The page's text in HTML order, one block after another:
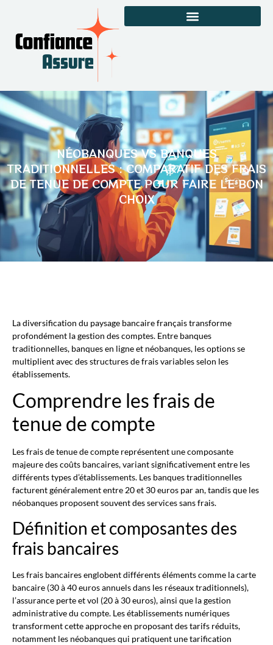
NÉOBANQUES VS BANQUES
TRADITIONNELLES : COMPARATIF DES FRAIS
DE TENUE DE COMPTE POUR FAIRE LE BON
CHOIX
La diversification du paysage bancaire français transforme
profondément la gestion des comptes. Entre banques
traditionnelles, banques en ligne et néobanques, les options se
multiplient avec des structures de frais variables selon les
établissements.
Comprendre les frais de
tenue de compte
Les frais de tenue de compte représentent une composante
majeure des coûts bancaires, variant significativement entre les
différents types d’établissements. Les banques traditionnelles
facturent généralement entre 20 et 30 euros par an, tandis que les
néobanques proposent souvent des services sans frais.
Définition et composantes des
frais bancaires
Les frais bancaires englobent différents éléments comme la carte
bancaire (30 à 40 euros annuels dans les réseaux traditionnels),
l’assurance perte et vol (20 à 30 euros), ainsi que la gestion
administrative du compte. Les établissements numériques
transforment cette approche en proposant des tarifs réduits,
notamment les néobanques qui pratiquent une tarification